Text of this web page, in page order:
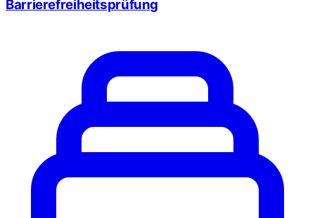
Barrierefreiheitsprüfung